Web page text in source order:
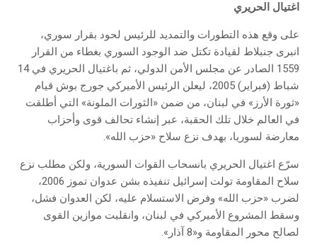
اغتيال الحريري
على وقع هذه التطورات والتمديد للرئيس لحود بقرار سوري،
انبرى جنبلاط لقيادة تكتل ضد الوجود السوري بغطاء من القرار
1559 الصادر عن مجلس الأمن الدولي، ثم باغتيال الحريري في 14
شباط (فبراير) 2005، ليعلن الرئيس الأميركي جورج بوش قيام
«ثورة الأرز» في لبنان، من ضمن «الثورات الملونة» التي أطلقت
في العالم خلال تلك الحقبة، عبر إنشاء تحالف قوى وأحزاب
معارضة لسوريا، بهدف نزع سلاح «حزب الله».
سرّع اغتيال الحريري بانسحاب القوات السورية، ولكن مطلب نزع
سلاح المقاومة تولت إسرائيل تنفيذه بشن عدوان تموز 2006،
لضرب «حزب الله» وفرض الاستسلام عليه، لكن العدوان فشل،
وسقط المشروع الأميركي في لبنان، وانقلبت موازين القوى
لصالح محور المقاومة و«8 آذار».